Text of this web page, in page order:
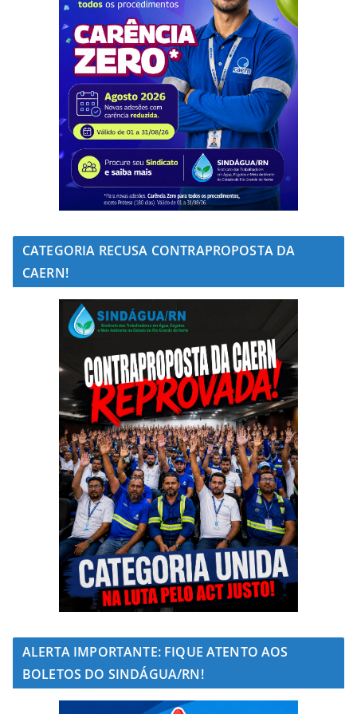
CATEGORIA RECUSA CONTRAPROPOSTA DA
CAERN!
ALERTA IMPORTANTE: FIQUE ATENTO AOS
BOLETOS DO SINDÁGUA/RN!